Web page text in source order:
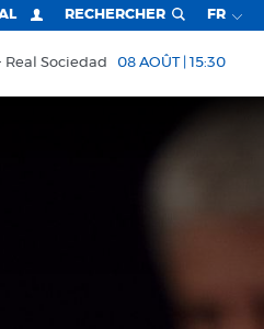
RECHERCHER FR
Real Sociedad 08 AOÛT | 15:30